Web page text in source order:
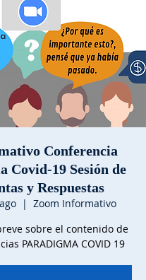
Conferencia
Covid-19 Sesión de
y Respuestas
  |
Zoom Informativo
sobre el contenido de
PARADIGMA COVID 19